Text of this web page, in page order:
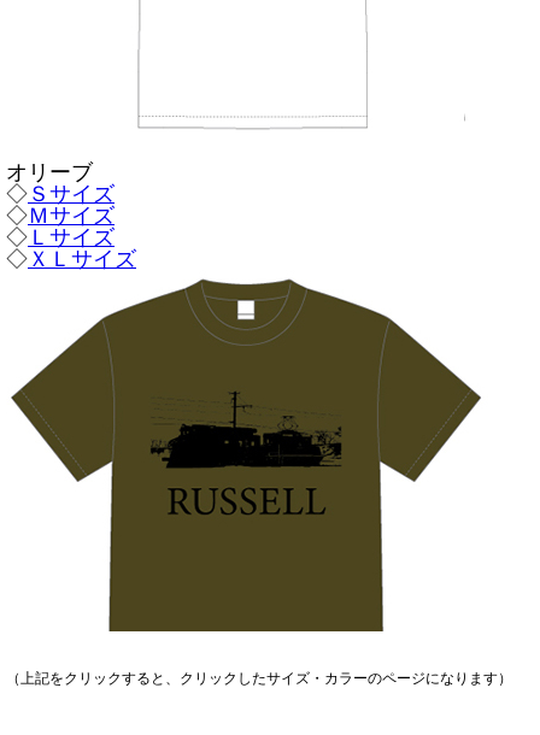
オリーブ
◇ Ｓサイズ
◇Ｍサイズ
◇ Ｌサイズ
◇ ＸＬサイズ
（上記をクリックすると、クリックしたサイズ・カラーのページになります）